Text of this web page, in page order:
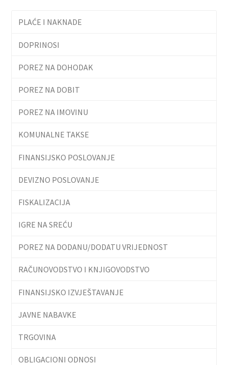
PLAĆE I NAKNADE
DOPRINOSI
POREZ NA DOHODAK
POREZ NA DOBIT
POREZ NA IMOVINU
KOMUNALNE TAKSE
FINANSIJSKO POSLOVANJE
DEVIZNO POSLOVANJE
FISKALIZACIJA
IGRE NA SREĆU
POREZ NA DODANU/DODATU VRIJEDNOST
RAČUNOVODSTVO I KNJIGOVODSTVO
FINANSIJSKO IZVJEŠTAVANJE
JAVNE NABAVKE
TRGOVINA
OBLIGACIONI ODNOSI